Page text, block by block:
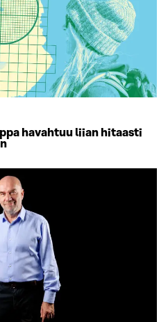
havahtuu liian hitaasti